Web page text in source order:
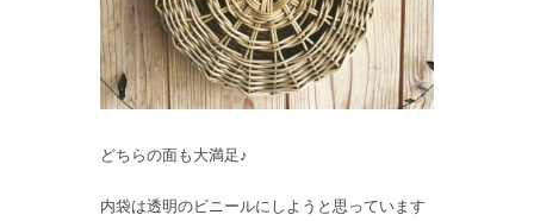
どちらの面も大満足♪
内袋は透明のビニールにしようと思っています